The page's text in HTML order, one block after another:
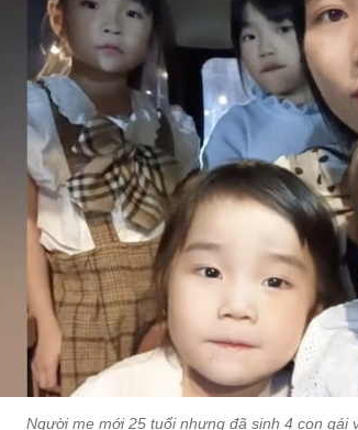
Người mẹ mới 25 tuổi nhưng đã sinh 4 con gái